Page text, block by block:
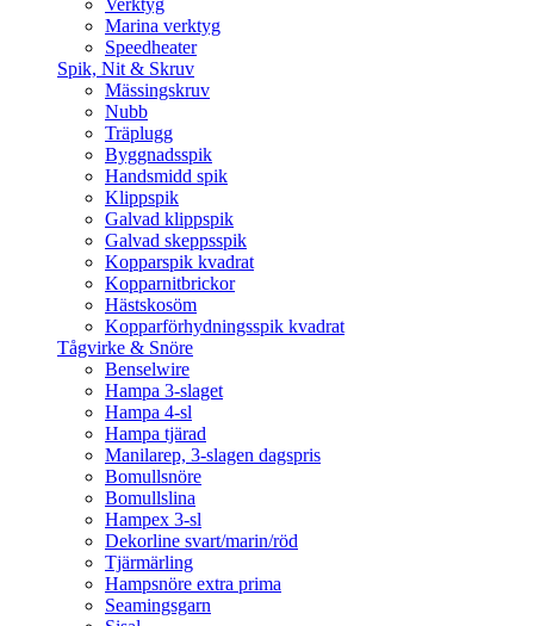
Verktyg
Marina verktyg
Speedheater
Spik, Nit & Skruv
Mässingskruv
Nubb
Träplugg
Byggnadsspik
Handsmidd spik
Klippspik
Galvad klippspik
Galvad skeppsspik
Kopparspik kvadrat
Kopparnitbrickor
Hästskosöm
Kopparförhydningsspik kvadrat
Tågvirke & Snöre
Benselwire
Hampa 3-slaget
Hampa 4-sl
Hampa tjärad
Manilarep, 3-slagen dagspris
Bomullsnöre
Bomullslina
Hampex 3-sl
Dekorline svart/marin/röd
Tjärmärling
Hampsnöre extra prima
Seamingsgarn